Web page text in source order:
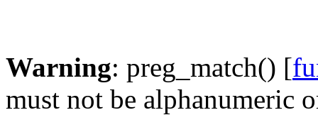
Warning: preg_match() [
must not be alphanumeric